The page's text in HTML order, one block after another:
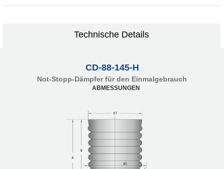
Technische Details
CD-88-145-H
Not-Stopp-Dämpfer für den Einmalgebrauch
ABMESSUNGEN